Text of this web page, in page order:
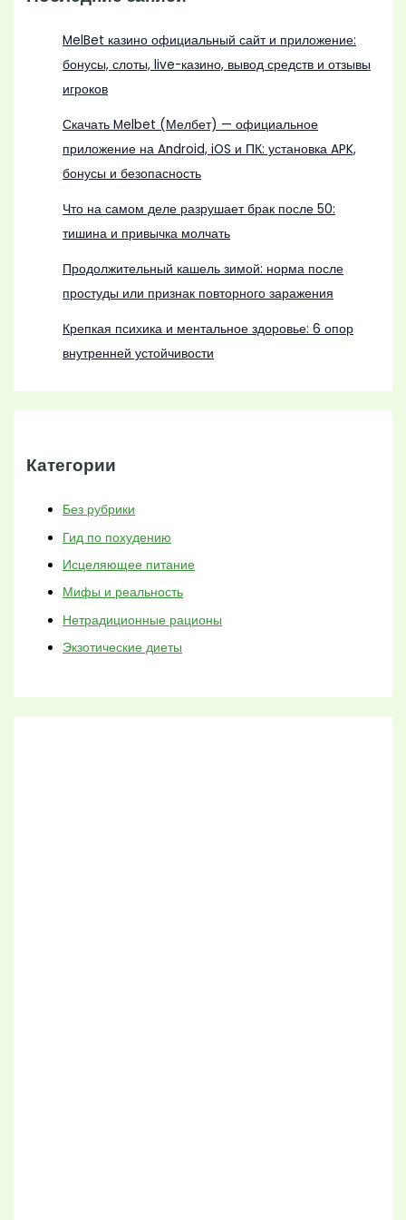
MelBet казино официальный сайт и приложение:
бонусы, слоты, live-казино, вывод средств и отзывы
игроков
Скачать Melbet (Мелбет) — официальное
приложение на Android, iOS и ПК: установка APK,
бонусы и безопасность
Что на самом деле разрушает брак после 50:
тишина и привычка молчать
Продолжительный кашель зимой: норма после
простуды или признак повторного заражения
Крепкая психика и ментальное здоровье: 6 опор
внутренней устойчивости
Категории
Без рубрики
Гид по похудению
Исцеляющее питание
Мифы и реальность
Нетрадиционные рационы
Экзотические диеты